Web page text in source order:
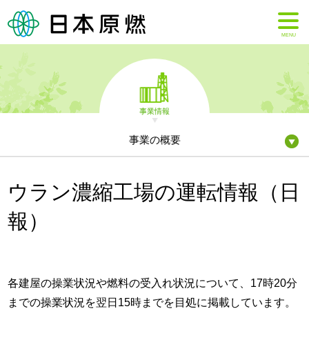
MENU
事業情報
事業の概要
ウラン濃縮工場の運転情報（日
報）
各建屋の操業状況や燃料の受入れ状況について、17時20分
までの操業状況を翌日15時までを目処に掲載しています。